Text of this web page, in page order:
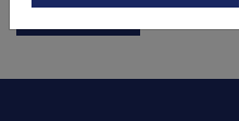
Besuchen